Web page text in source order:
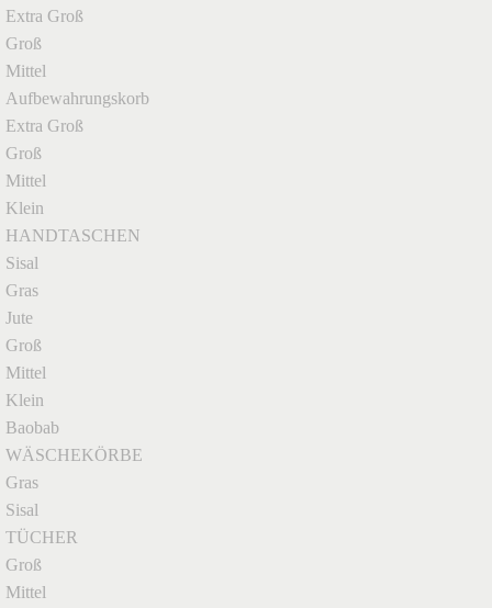
Extra Groß
Groß
Mittel
Aufbewahrungskorb
Extra Groß
Groß
Mittel
Klein
HANDTASCHEN
Sisal
Gras
Jute
Groß
Mittel
Klein
Baobab
WÄSCHEKÖRBE
Gras
Sisal
TÜCHER
Groß
Mittel